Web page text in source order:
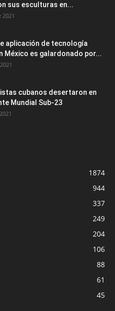
sus esculturas en...
aplicación de tecnología
México es galardonado por...
cubanos desertaron en
Mundial Sub-23
1874
944
337
249
204
106
88
61
45